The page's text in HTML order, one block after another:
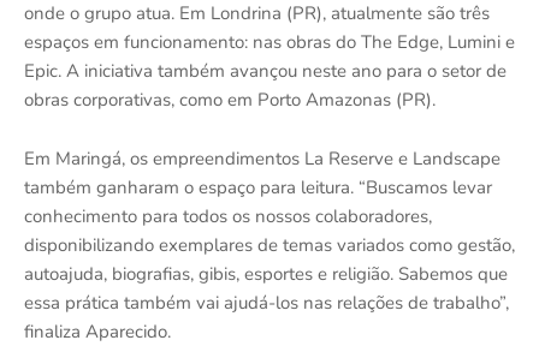
onde o grupo atua. Em Londrina (PR), atualmente são três
espaços em funcionamento: nas obras do The Edge, Lumini e
Epic. A iniciativa também avançou neste ano para o setor de
obras corporativas, como em Porto Amazonas (PR).
Em Maringá, os empreendimentos La Reserve e Landscape
também ganharam o espaço para leitura. “Buscamos levar
conhecimento para todos os nossos colaboradores,
disponibilizando exemplares de temas variados como gestão,
autoajuda, biografias, gibis, esportes e religião. Sabemos que
essa prática também vai ajudá-los nas relações de trabalho”,
finaliza Aparecido.